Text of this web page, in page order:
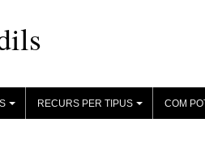
+ +
RECURS PER TIPUS COM